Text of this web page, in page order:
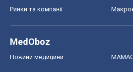
Ринки та компанії
MedOboz
Новини медицини